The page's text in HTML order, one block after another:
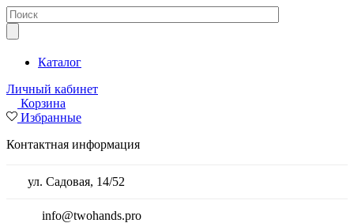
Каталог
Личный кабинет
Корзина
Избранные
Контактная информация
ул. Садовая, 14/52
info@twohands.pro